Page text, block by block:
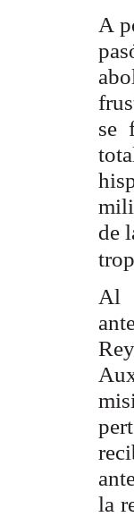
A
se
de
Al
la